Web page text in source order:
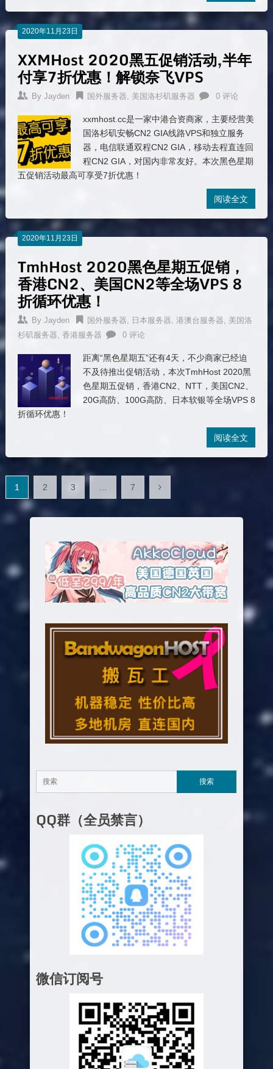
2020年11月23日
XXMHost 2020黑五促销活动,半年
付享7折优惠！解锁奈飞VPS
By Jayden 国外服务器, 美国洛杉矶服务器 0 评论
xxmhost.cc是一家中港合资商家，主要经营美
国洛杉矶安畅CN2 GIA线路VPS和独立服务
器，电信联通双程CN2 GIA，移动去程直连回
程CN2 GIA，对国内非常友好。本次黑色星期
五促销活动最高可享受7折优惠！
阅读全文
2020年11月23日
TmhHost 2020黑色星期五促销，
香港CN2、美国CN2等全场VPS 8
折循环优惠！
By Jayden 国外服务器, 日本服务器, 港澳台服务器, 美国洛
杉矶服务器, 香港服务器 0 评论
距离“黑色星期五”还有4天，不少商家已经迫
不及待推出促销活动，本次TmhHost 2020黑
色星期五促销，香港CN2、NTT，美国CN2、
20G高防、100G高防、日本软银等全场VPS 8
折循环优惠！
阅读全文
文
章
分
1 2 3 7
QQ群（全员禁言）
微信订阅号